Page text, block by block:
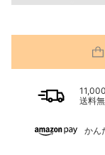
送料
かん